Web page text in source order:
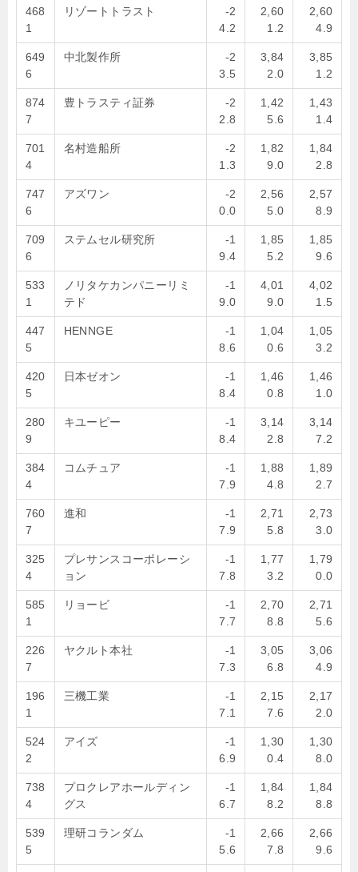
468
1
リゾートトラスト
-2
4.2
2,60
1.2
2,60
4.9
649
6
中北製作所
-2
3.5
3,84
2.0
3,85
1.2
874
7
豊トラスティ証券
-2
2.8
1,42
5.6
1,43
1.4
701
4
名村造船所
-2
1.3
1,82
9.0
1,84
2.8
747
6
アズワン
-2
0.0
2,56
5.0
2,57
8.9
709
6
ステムセル研究所
-1
9.4
1,85
5.2
1,85
9.6
533
1
ノリタケカンパニーリミ
テド
-1
9.0
4,01
9.0
4,02
1.5
447
5
HENNGE
-1
8.6
1,04
0.6
1,05
3.2
420
5
日本ゼオン
-1
8.4
1,46
0.8
1,46
1.0
280
9
キユーピー
-1
8.4
3,14
2.8
3,14
7.2
384
4
コムチュア
-1
7.9
1,88
4.8
1,89
2.7
760
7
進和
-1
7.9
2,71
5.8
2,73
3.0
325
4
プレサンスコーポレーシ
ョン
-1
7.8
1,77
3.2
1,79
0.0
585
1
リョービ
-1
7.7
2,70
8.8
2,71
5.6
226
7
ヤクルト本社
-1
7.3
3,05
6.8
3,06
4.9
196
1
三機工業
-1
7.1
2,15
7.6
2,17
2.0
524
2
アイズ
-1
6.9
1,30
0.4
1,30
8.0
738
4
プロクレアホールディン
グス
-1
6.7
1,84
8.2
1,84
8.8
539
5
理研コランダム
-1
5.6
2,66
7.8
2,66
9.6